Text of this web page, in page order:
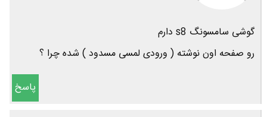
گوشی سامسونگ s8 دارم
رو صفحه اون نوشته ( ورودی لمسی مسدود ) شده چرا ؟
پاسخ